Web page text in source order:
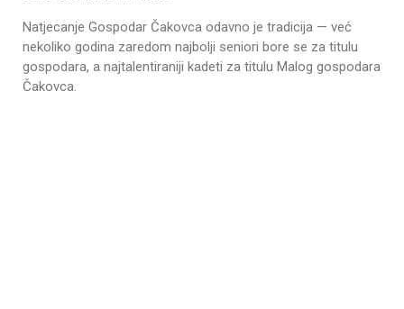
Natjecanje Gospodar Čakovca odavno je tradicija — već
nekoliko godina zaredom najbolji seniori bore se za titulu
gospodara, a najtalentiraniji kadeti za titulu Malog gospodara
Čakovca.